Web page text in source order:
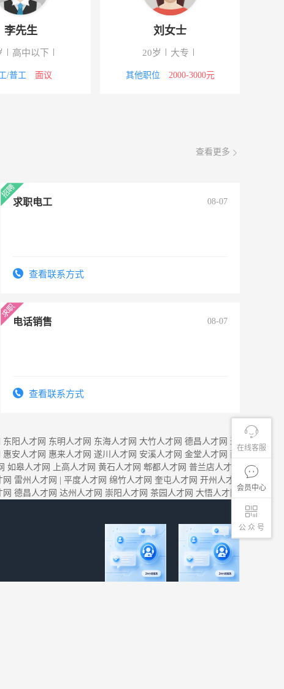
在线客服
会员中心
公 众 号
08-07
北路交叉口 08-07
西200米路北 08-07
李先生
高中以下
/普工 面议
刘女士
20岁 大专
其他职位 2000-3000元
查看更多
求职电工 08-07
查看联系方式
电话销售 08-07
查看联系方式
东阳人才网 东明人才网 东海人才网 大竹人才网 德昌人才网 达
惠安人才网 惠来人才网 遂川人才网 安溪人才网 金堂人才网 丽
如皋人才网 上高人才网 黄石人才网 郫都人才网 普兰店人才
网 雷州人才网 平度人才网 绵竹人才网 奎屯人才网 开州人才
网 德昌人才网 达州人才网 崇阳人才网 茶园人才网 大悟人才网